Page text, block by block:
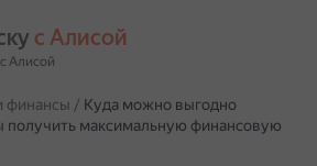
с Алисой
Алисой
финансы / Куда можно выгодно
получить максимальную финансовую